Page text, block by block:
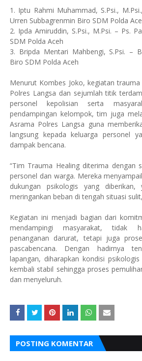
1. Iptu Rahmi Muhammad, S.Psi.,
Urren Subbagrenmin Biro SDM Polda
2. Ipda Amiruddin, S.Psi., M.Psi. – Ps.
SDM Polda Aceh
3. Bripda Mentari Mahbengi, S.Psi. –
Biro SDM Polda Aceh
Menurut Kombes Joko, kegiatan
Polres Langsa dan sejumlah titik
personel kepolisian serta
pendampingan kelompok, tim juga
Asrama Polres Langsa guna
langsung kepada keluarga personel
dampak bencana.
“Tim Trauma Healing diterima dengan
personel dan warga. Mereka
dukungan psikologis yang
meringankan beban di tengah situasi
Kegiatan ini menjadi bagian dari
mendampingi masyarakat, tidak
penanganan darurat, tetapi juga
pascabencana. Dengan hadirnya
lapangan, diharapkan kondisi
kembali stabil sehingga proses
dan menyeluruh.
POSTING KOMENTAR